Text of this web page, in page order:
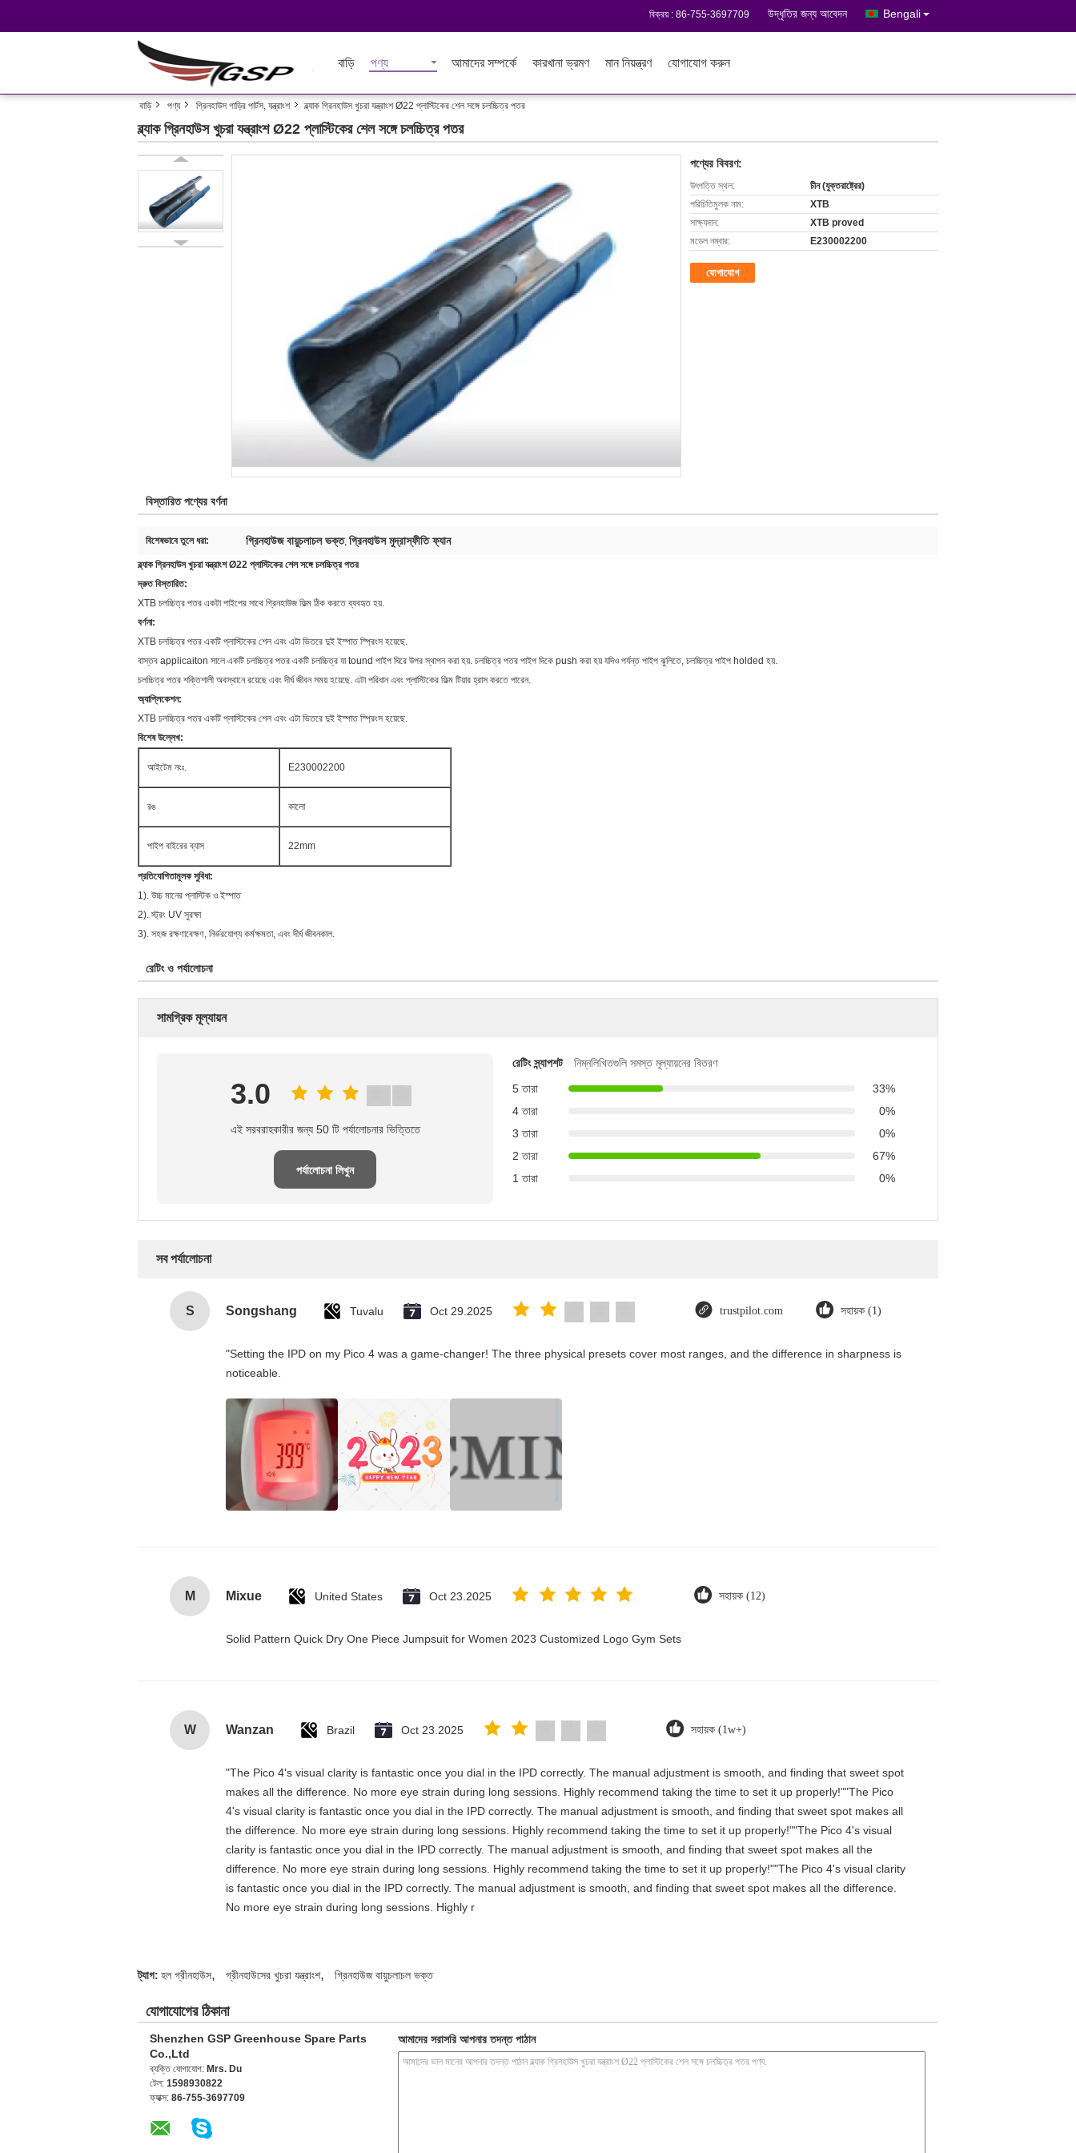
বিক্রয় : 86-755-3697709 উদ্ধৃতির জন্য আবেদন Bengali
বাড়ি পণ্য আমাদের সম্পর্কে কারখানা ভ্রমণ মান নিয়ন্ত্রণ যোগাযোগ করুন
বাড়ি পণ্য গ্রিনহাউস গাড়ির পার্টস, যন্ত্রাংশ ব্ল্যাক গ্রিনহাউস খুচরা যন্ত্রাংশ Ø22 প্লাস্টিকের শেল সঙ্গে চলচ্চিত্র পতর
ব্ল্যাক গ্রিনহাউস খুচরা যন্ত্রাংশ Ø22 প্লাস্টিকের শেল সঙ্গে চলচ্চিত্র পতর
পণ্যের বিবরণ:
উৎপত্তি স্থল:
চীন (যুক্তরাষ্ট্রের)
পরিচিতিমুলক নাম:
XTB
সাক্ষ্যদান:
XTB proved
মডেল নম্বার:
E230002200
যোগাযোগ
বিস্তারিত পণ্যের বর্ণনা
বিশেষভাবে তুলে ধরা: গ্রিনহাউজ বায়ুচলাচল ভক্ত, গ্রিনহাউস মুদ্রাস্ফীতি ফ্যান
ব্ল্যাক গ্রিনহাউস খুচরা যন্ত্রাংশ Ø22 প্লাস্টিকের শেল সঙ্গে চলচ্চিত্র পতর
দ্রুত বিস্তারিত:
XTB চলচ্চিত্র পতর একটা পাইপের সাথে গ্রিনহাউজ ফিল্ম ঠিক করতে ব্যবহৃত হয়.
বর্ণনা:
XTB চলচ্চিত্র পতর একটি প্লাস্টিকের শেল এবং এটা ভিতরে দুই ইস্পাত স্প্রিংস হয়েছে.
বাস্তব applicaiton সালে একটি চলচ্চিত্র পতর একটি চলচ্চিত্র যা tound পাইপ ঘিরে উপর স্থাপন করা হয়. চলচ্চিত্র পতর পাইপ দিকে push করা হয় যদিও পর্যন্ত পাইপ ঝুলিতে, চলচ্চিত্র পাইপ holded হয়.
চলচ্চিত্র পতর শক্তিশালী অবস্থানে রয়েছে এবং দীর্ঘ জীবন সময় হয়েছে. এটা পরিধান এবং প্লাস্টিকের ফিল্ম টিয়ার হ্রাস করতে পারেন.
অ্যাপ্লিকেশন:
XTB চলচ্চিত্র পতর একটি প্লাস্টিকের শেল এবং এটা ভিতরে দুই ইস্পাত স্প্রিংস হয়েছে.
বিশেষ উল্লেখ:
আইটেম নংঃ. E230002200
রঙ কালো
পাইপ বাইরের ব্যাস 22mm
প্রতিযোগিতামূলক সুবিধা:
1). উচ্চ মানের প্লাস্টিক ও ইস্পাত
2). স্ট্রং UV সুরক্ষা
3). সহজ রক্ষণাবেক্ষণ, নির্ভরযোগ্য কর্মক্ষমতা, এবং দীর্ঘ জীবনকাল.
রেটিং ও পর্যালোচনা
সামগ্রিক মূল্যায়ন
3.0
এই সরবরাহকারীর জন্য 50 টি পর্যালোচনার ভিত্তিতে
পর্যালোচনা লিখুন
রেটিং স্ন্যাপশট
নিম্নলিখিতগুলি সমস্ত মূল্যায়নের বিতরণ
5 তারা
33%
4 তারা
0%
3 তারা
0%
2 তারা
67%
1 তারা
0%
সব পর্যালোচনা
S Songshang Tuvalu Oct 29.2025 trustpilot.com সহায়ক (1)
"Setting the IPD on my Pico 4 was a game-changer! The three physical presets cover most ranges, and the difference in sharpness is
noticeable.
M Mixue United States Oct 23.2025 সহায়ক (12)
Solid Pattern Quick Dry One Piece Jumpsuit for Women 2023 Customized Logo Gym Sets
W Wanzan Brazil Oct 23.2025 সহায়ক (1w+)
"The Pico 4's visual clarity is fantastic once you dial in the IPD correctly. The manual adjustment is smooth, and finding that sweet spot
makes all the difference. No more eye strain during long sessions. Highly recommend taking the time to set it up properly!""The Pico
4's visual clarity is fantastic once you dial in the IPD correctly. The manual adjustment is smooth, and finding that sweet spot makes all
the difference. No more eye strain during long sessions. Highly recommend taking the time to set it up properly!""The Pico 4's visual
clarity is fantastic once you dial in the IPD correctly. The manual adjustment is smooth, and finding that sweet spot makes all the
difference. No more eye strain during long sessions. Highly recommend taking the time to set it up properly!""The Pico 4's visual clarity
is fantastic once you dial in the IPD correctly. The manual adjustment is smooth, and finding that sweet spot makes all the difference.
No more eye strain during long sessions. Highly r
ট্যাগ: হল গ্রীনহাউস, গ্রীনহাউসের খুচরা যন্ত্রাংশ, গ্রিনহাউজ বায়ুচলাচল ভক্ত
যোগাযোগের ঠিকানা
Shenzhen GSP Greenhouse Spare Parts
Co.,Ltd
ব্যক্তি যোগাযোগ: Mrs. Du
টেল: 1598930822
ফ্যাক্স: 86-755-3697709
আমাদের সরাসরি আপনার তদন্ত পাঠান